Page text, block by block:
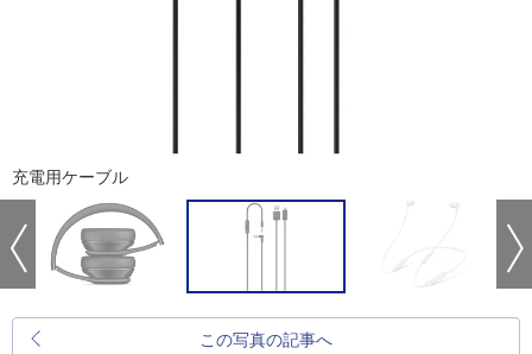
充電用ケーブル
この写真の記事へ